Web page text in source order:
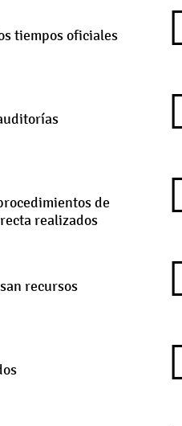
tiempos oficiales
de
realizados
recursos